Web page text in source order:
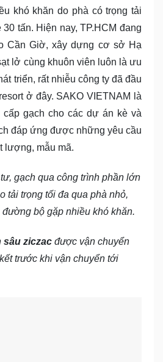
khó khăn do phà có trọng tải
tấn. Hiện nay, TP.HCM đang
Cần Giờ, xây dựng cơ sở Hạ
lở cùng khuôn viên luôn là ưu
triển, rất nhiễu công ty đã đầu
ở đây. SAKO VIETNAM là
gạch cho các dự án kè và
đáp ứng được những yêu cầu
lượng, mẫu mã.
gạch qua công trình phần lớn
tải trọng tối đa qua phà nhỏ,
bộ gặp nhiều khó khăn.
sâu ziczac được vận chuyển
trước khi vận chuyển tới